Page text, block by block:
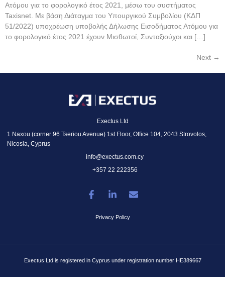
Ατόμου για το φορολογικό έτος 2021, μέσω του συστήματος
Taxisnet. Με βάση Διάταγμα του Υπουργικού Συμβολίου (ΚΔΠ
51/2022) υποχρέωση υποβολής Δήλωσης Εισοδήματος Ατόμου για
το φορολογικό έτος 2021 έχουν Μισθωτοί, Συνταξιούχοι και […]
Next →
Exectus Ltd
1 Naxou (corner 96 Tseriou Avenue) 1st Floor, Office 104, 2043 Strovolos,
Nicosia, Cyprus
info@exectus.com.cy
+357 22 222356
Privacy Policy
Exectus Ltd is registered in Cyprus under registration number HE389667